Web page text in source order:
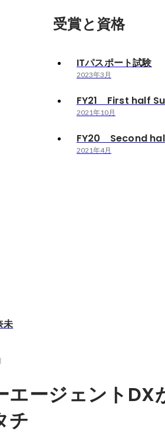
受賞と資格
ITパスポート試験
2023年3月
FY21 First half
2021年10月
FY20 Second
2021年4月
未
エージェントDX
チ